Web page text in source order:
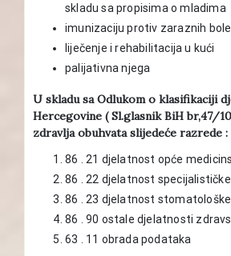
skladu sa propisima o mladima
imunizaciju protiv zaraznih
liječenje i rehabilitacija u kući
palijativna njega
U skladu sa Odlukom o klasifikaciji
Hercegovine ( Sl.glasnik BiH br,47/
zdravlja obuhvata slijedeće razrede :
86 . 21 djelatnost opće
86 . 22 djelatnost
86 . 23 djelatnost
86 . 90 ostale djelatnosti
63 . 11 obrada podataka